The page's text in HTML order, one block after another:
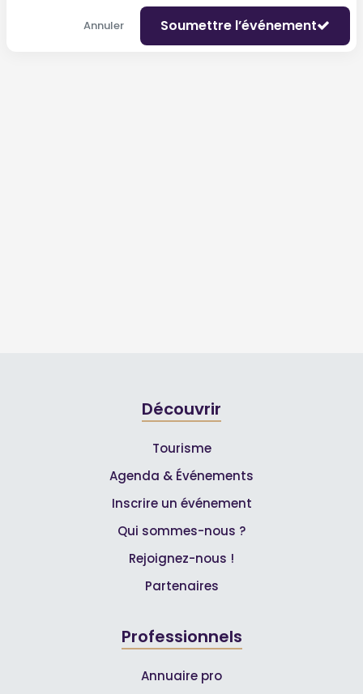
Annuler Soumettre l’événement
Découvrir
Tourisme
Agenda & Événements
Inscrire un événement
Qui sommes-nous ?
Rejoignez-nous !
Partenaires
Professionnels
Annuaire pro